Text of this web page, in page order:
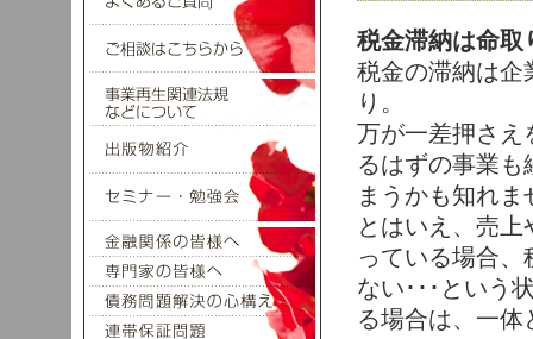
税金滞納は命取
税金の滞納は企
り。
万が一差押さえ
るはずの事業
まうかも知れま
とはいえ、売
っている場合
ない･･･という
る場合は、一